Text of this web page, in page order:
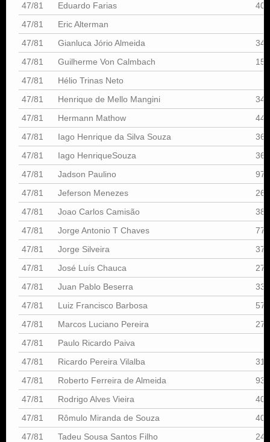
47/81 Eduardo Farias
47/81
Eric Alterman
47/81
Gianluca Jório Almeida
47/81
Guilherme Von Calmbach
150
47/81
Hélio Trinas Neto
47/81
Henrique de Mello Mangini
47/81
Hermann Mathow
442
47/81
Iago Henrique da Silva Souza
47/81
Iago HenriqueSouza
47/81
Jadson Paulino
47/81
Jeferson Menezes
47/81
Joao Carlos Camisão
47/81
Jorge Antonio T Chaves
777
47/81
Jorge Silveira
47/81
José Luís Chauca
47/81
Juan Pablo Beserra
47/81
Luiz Francisco Barbosa
579
47/81
Marcos Luciano Pereira
47/81
Paulo Ricardo Paiva
47/81
Ricardo Pereira Vilalba
47/81
Roberto Ferreira de Almeida
939
47/81
Rodrigo Alves Vieira
47/81
Rômulo Miranda de Souza
47/81
Tadeu Sousa Santos Filho